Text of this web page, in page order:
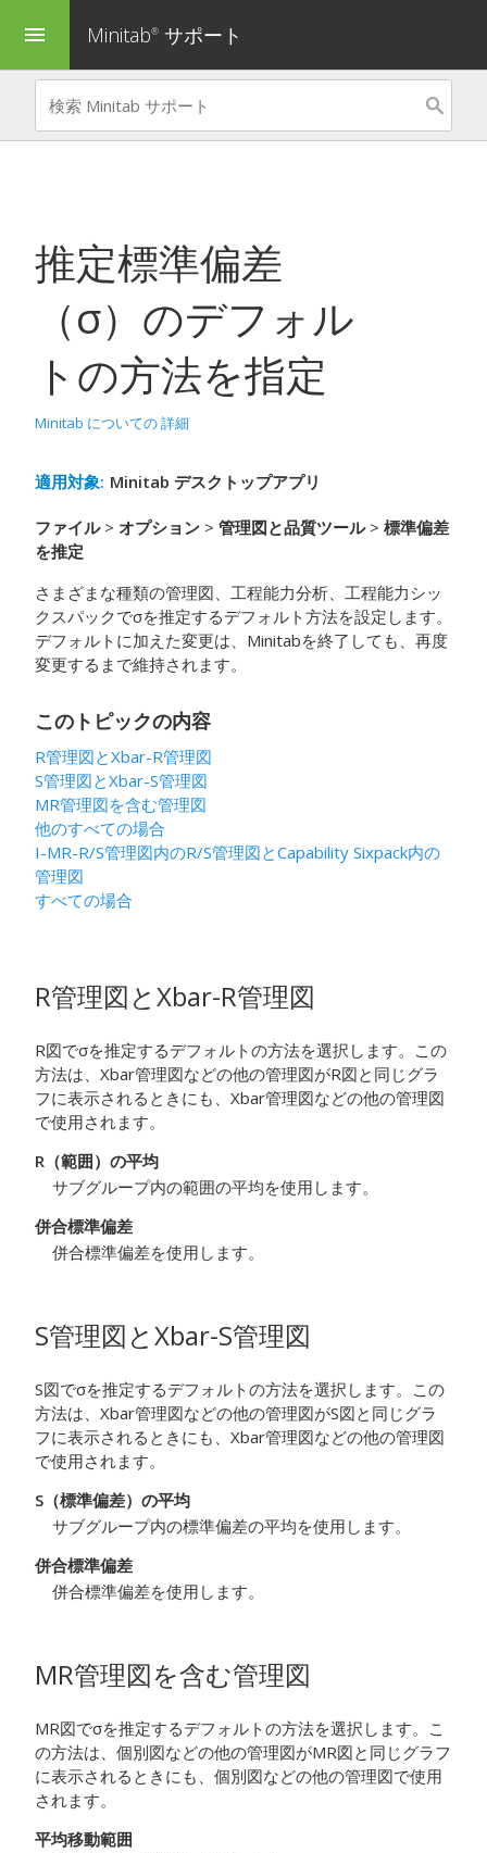
menu Minitab® サポート
推定標準偏差
（σ）のデフォル
トの方法を指定
Minitab についての 詳細
適用対象: Minitab デスクトップアプリ
ファイル> オプション > 管理図と品質ツール> 標準偏差
を推定
さまざまな種類の管理図、工程能力分析、工程能力シッ
クスパックでσを推定するデフォルト方法を設定します。
デフォルトに加えた変更は、Minitabを終了しても、再度
変更するまで維持されます。
このトピックの内容
R管理図とXbar-R管理図
S管理図とXbar-S管理図
MR管理図を含む管理図
他のすべての場合
I-MR-R/S管理図内のR/S管理図とCapability Sixpack内の
管理図
すべての場合
R管理図とXbar-R管理図
R図でσを推定するデフォルトの方法を選択します。この
方法は、Xbar管理図などの他の管理図がR図と同じグラ
フに表示されるときにも、Xbar管理図などの他の管理図
で使用されます。
R（範囲）の平均
サブグループ内の範囲の平均を使用します。
併合標準偏差
併合標準偏差を使用します。
S管理図とXbar-S管理図
S図でσを推定するデフォルトの方法を選択します。この
方法は、Xbar管理図などの他の管理図がS図と同じグラ
フに表示されるときにも、Xbar管理図などの他の管理図
で使用されます。
S（標準偏差）の平均
サブグループ内の標準偏差の平均を使用します。
併合標準偏差
併合標準偏差を使用します。
MR管理図を含む管理図
MR図でσを推定するデフォルトの方法を選択します。こ
の方法は、個別図などの他の管理図がMR図と同じグラフ
に表示されるときにも、個別図などの他の管理図で使用
されます。
平均移動範囲